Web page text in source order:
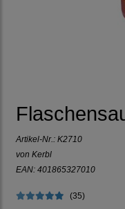
Artikel-Nr.: K2710
von Kerbl
EAN: 401865327010
(35)